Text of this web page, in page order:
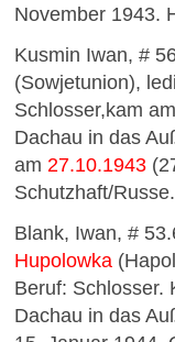
November 1943.
Kusmin Iwan, #
(Sowjetunion),
Schlosser,kam
Dachau in das
am27.10.1943
Schutzhaft/Russe.
Blank, Iwan, #
Hupolowka
Beruf: Schlosser.
Dachau in das